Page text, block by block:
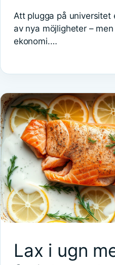
Att plugga på universitet
av nya möjligheter –
ekonomi.…
Lax i ugn